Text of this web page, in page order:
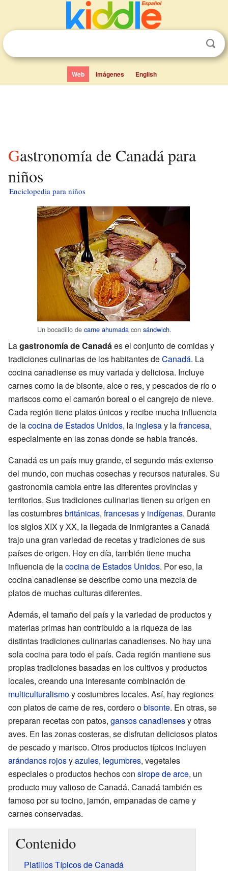
Web Imágenes English
Gastronomía de Canadá para
niños
Enciclopedia para niños
Un bocadillo de carne ahumada con sándwich.
Lagastronomía de Canadá es el conjunto de comidas y
tradiciones culinarias de los habitantes deCanadá. La
cocina canadiense es muy variada y deliciosa. Incluye
carnes como la de bisonte, alce o res, y pescados de río o
mariscos como el camarón boreal o el cangrejo de nieve.
Cada región tiene platos únicos y recibe mucha influencia
de lacocina de Estados Unidos, la inglesay lafrancesa,
especialmente en las zonas donde se habla francés.
Canadá es un país muy grande, el segundo más extenso
del mundo, con muchas cosechas y recursos naturales. Su
gastronomía cambia entre las diferentes provincias y
territorios. Sus tradiciones culinarias tienen su origen en
las costumbresbritánicas, francesasy indígenas. Durante
los siglos XIX y XX, la llegada de inmigrantes a Canadá
trajo una gran variedad de recetas y tradiciones de sus
países de origen. Hoy en día, también tiene mucha
influencia de lacocina de Estados Unidos. Por eso, la
cocina canadiense se describe como una mezcla de
platos de muchas culturas diferentes.
Además, el tamaño del país y la variedad de productos y
materias primas han contribuido a la riqueza de las
distintas tradiciones culinarias canadienses. No hay una
sola cocina para todo el país. Cada región mantiene sus
propias tradiciones basadas en los cultivos y productos
locales, creando una interesante combinación de
multiculturalismoy costumbres locales. Así, hay regiones
con platos de carne de res, cordero obisonte. En otras, se
preparan recetas con patos, gansos canadiensesy otras
aves. En las zonas costeras, se disfrutan deliciosos platos
de pescado y marisco. Otros productos típicos incluyen
arándanos rojosyazules, legumbres, vegetales
especiales o productos hechos con sirope de arce, un
producto muy valioso de Canadá. Canadá también es
famoso por su tocino, jamón, empanadas de carne y
carnes conservadas.
Contenido
Platillos Típicos de Canadá